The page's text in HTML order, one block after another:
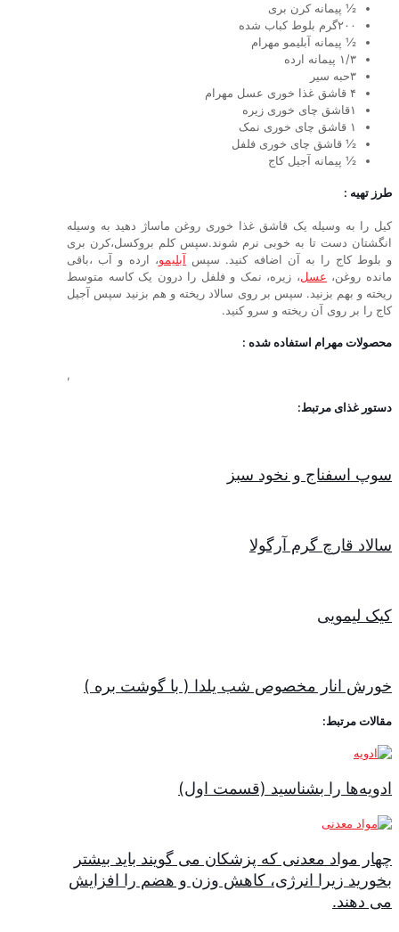
½ پیمانه کرن بری
۲۰۰گرم بلوط کباب شده
½ پیمانه آبلیمو مهرام
۱/۳ پیمانه ارده
۳حبه سیر
۴ قاشق غذا خوری عسل مهرام
۱قاشق چای خوری زیره
۱ قاشق چای خوری نمک
½ قاشق چای خوری فلفل
½ پیمانه آجیل کاج
طرز تهیه :
کیل را به وسیله یک قاشق غذا خوری روغن ماساژ دهید به وسیله
انگشتان دست تا به خوبی نرم شوند.سپس کلم بروکسل،کرن بری
و بلوط کاج را به آن اضافه کنید. سپس آبلیمو، ارده و آب ،باقی
مانده روغن، عسل، زیره، نمک و فلفل را درون یک کاسه متوسط
ریخته و بهم بزنید. سپس بر روی سالاد ریخته و هم بزنید سپس آجیل
کاج را بر روی آن ریخته و سرو کنید.
محصولات مهرام استفاده شده :
,
دستور غذای مرتبط:
سوپ اسفناج و نخود سبز
سالاد قارچ گرم آرگولا
کیک لیمویی
خورش انار مخصوص شب یلدا ( با گوشت بره )
مقالات مرتبط:
ادویه‌ها را بشناسید (قسمت اول)
چهار مواد معدنی که پزشکان می گویند باید بیشتر
بخورید زیرا انرژی، کاهش وزن و هضم را افزایش
می دهند.